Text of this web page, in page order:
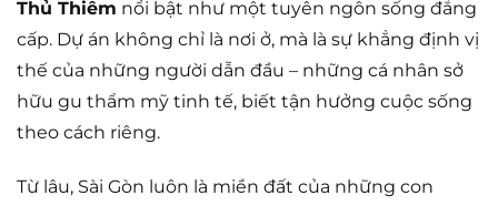
Thủ Thiêm nổi bật như một tuyên ngôn sống đẳng
cấp. Dự án không chỉ là nơi ở, mà là sự khẳng định vị
thế của những người dẫn đầu – những cá nhân sở
hữu gu thẩm mỹ tinh tế, biết tận hưởng cuộc sống
theo cách riêng.
Từ lâu, Sài Gòn luôn là miền đất của những con